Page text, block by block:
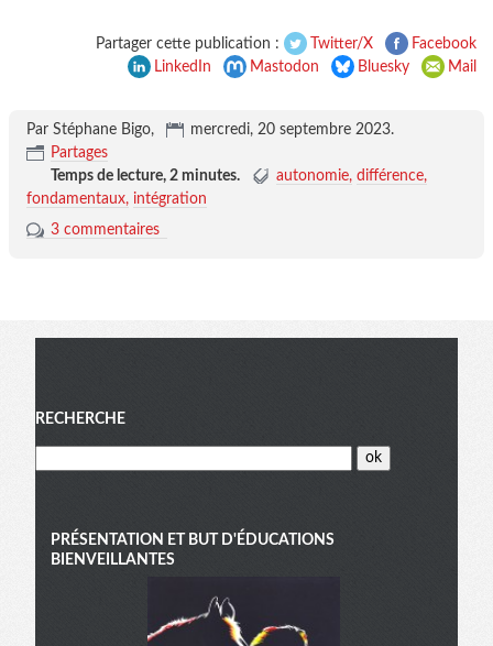
Partager cette publication : Twitter/X
Facebook
LinkedIn
Mastodon Bluesky Mail
Par Stéphane Bigo, mercredi, 20 septembre 2023.
Partages
Temps de lecture, 2 minutes. autonomie différence
fondamentaux intégration
3 commentaires
Menu
RECHERCHE
PRÉSENTATION ET BUT D'ÉDUCATIONS
BIENVEILLANTES